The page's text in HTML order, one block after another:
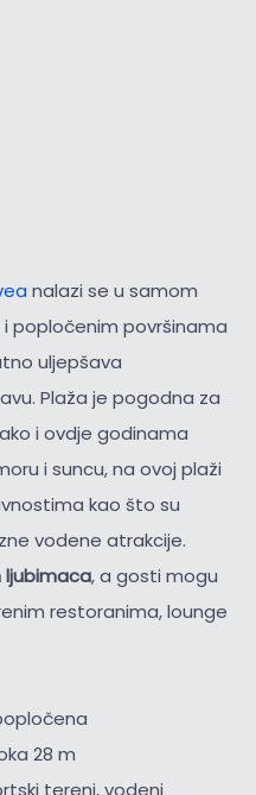
nalazi se u samom
popločenim površinama
uljepšava
Plaža je pogodna za
i ovdje godinama
i suncu, na ovoj plaži
kao što su
vodene atrakcije.
ljubimaca, a gosti mogu
restoranima, lounge
28 m
tereni, vodeni